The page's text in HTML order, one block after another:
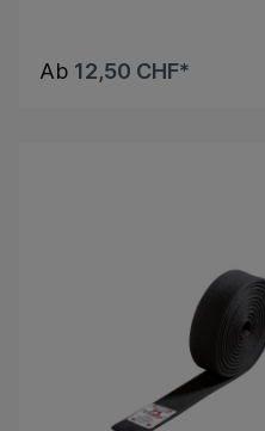
Ab 12,50 CHF*